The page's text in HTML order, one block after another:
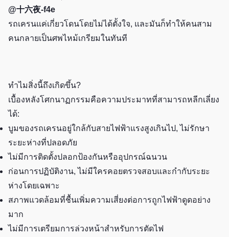
@十六夜-f4e
รถเครนแค่เกี่ยวโดนโดยไม่ได้ตั้งใจ, และมันก็ทำให้คนสาม
คนกลายเป็นศพไหม้เกรียมในทันที
ทำไมสิ่งนี้ถึงเกิดขึ้น?
เบื้องหลังโศกนาฏกรรมคือความประมาทที่สามารถหลีกเลี่ยง
ได้:
บูมของรถเครนอยู่ใกล้กับสายไฟฟ้าแรงสูงเกินไป, ไม่รักษา
ระยะห่างที่ปลอดภัย
ไม่มีการติดตั้งปลอกป้องกันหรืออุปกรณ์ฉนวน
ก่อนการปฏิบัติงาน, ไม่มีใครคอยตรวจสอบและกำกับระยะ
ห่างโดยเฉพาะ
สภาพแวดล้อมที่ชื้นเพิ่มความเสี่ยงต่อการถูกไฟฟ้าดูดอย่าง
มาก
ไม่มีการเตรียมการล่วงหน้าสำหรับการตัดไฟ